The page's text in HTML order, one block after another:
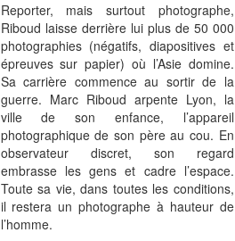
Reporter, mais surtout photographe,
Riboud laisse derrière lui plus de 50 000
photographies (négatifs, diapositives et
épreuves sur papier) où l’Asie domine.
Sa carrière commence au sortir de la
guerre. Marc Riboud arpente Lyon, la
ville de son enfance, l’appareil
photographique de son père au cou. En
observateur discret, son regard
embrasse les gens et cadre l’espace.
Toute sa vie, dans toutes les conditions,
il restera un photographe à hauteur de
l’homme.